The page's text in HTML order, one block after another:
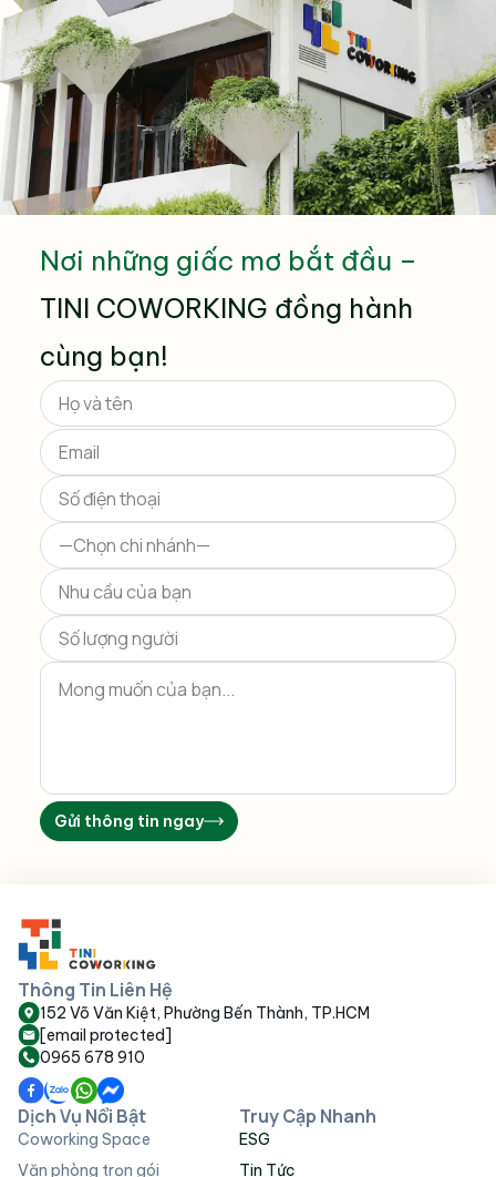
Nơi những giấc mơ bắt đầu –
TINI COWORKING đồng hành
cùng bạn!
Please
leave
this
field
empty.
Gửi thông tin ngay
Dịch Vụ Nổi Bật
Coworking Space
Văn phòng trọn gói
Thông Tin Liên Hệ
152 Võ Văn Kiệt, Phường Bến Thành, TP.HCM
[email protected]
0965 678 910
Truy Cập Nhanh
ESG
Tin Tức